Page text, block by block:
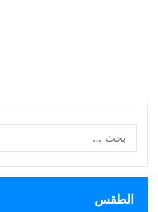
الطقس